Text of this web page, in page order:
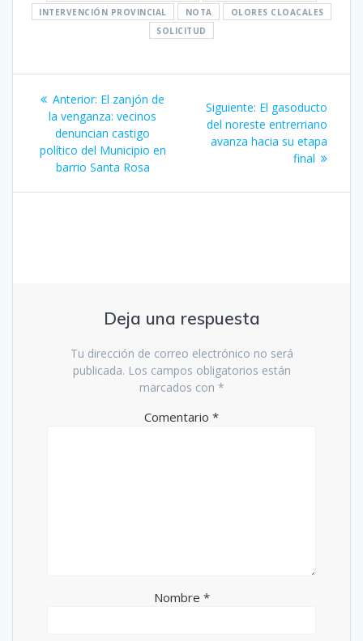
INTERVENCIÓN PROVINCIAL
NOTA
OLORES CLOACALES
SOLICITUD
Navegación
entradas
Anterior: Entrada
anterior:
El zanjón de
la venganza: vecinos
denuncian castigo
político del Municipio en
barrio Santa Rosa
Siguiente: Siguiente
entrada:
El gasoducto
del noreste entrerriano
avanza hacia su etapa
final
Deja una respuesta
Tu dirección de correo electrónico no será
publicada. Los campos obligatorios están
marcados con *
Comentario *
Nombre *